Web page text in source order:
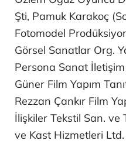
Şti, Pamuk Karakoç
Fotomodel
Görsel Sanatlar Org.
Persona Sanat
Güner Film Yapım
Rezzan Çankır Film
İlişkiler Tekstil San. ve
ve Kast Hizmetleri